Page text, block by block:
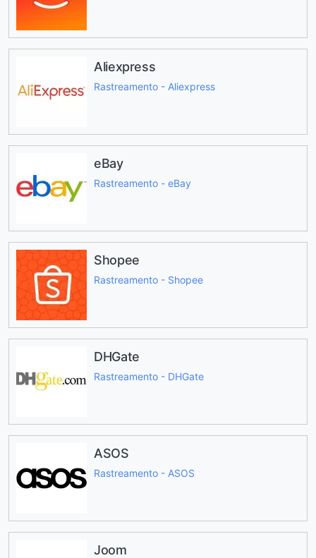
Aliexpress
Rastreamento - Aliexpress
eBay
Rastreamento - eBay
Shopee
Rastreamento - Shopee
DHGate
Rastreamento - DHGate
ASOS
Rastreamento - ASOS
Joom